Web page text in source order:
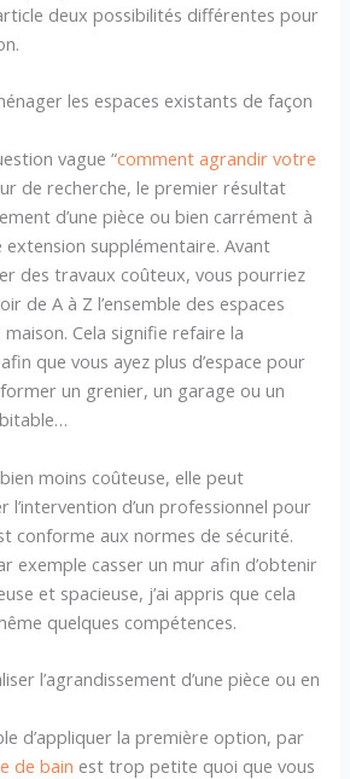
deux possibilités différentes pour
les espaces existants de façon
vague “comment agrandir votre
de recherche, le premier résultat
d’une pièce ou bien carrément à
extension supplémentaire. Avant
des travaux coûteux, vous pourriez
de A à Z l’ensemble des espaces
Cela signifie refaire la
que vous ayez plus d’espace pour
un grenier, un garage ou un
moins coûteuse, elle peut
l’intervention d’un professionnel pour
conforme aux normes de sécurité.
exemple casser un mur afin d’obtenir
et spacieuse, j’ai appris que cela
quelques compétences.
l’agrandissement d’une pièce ou en
d’appliquer la première option, par
de bain est trop petite quoi que vous